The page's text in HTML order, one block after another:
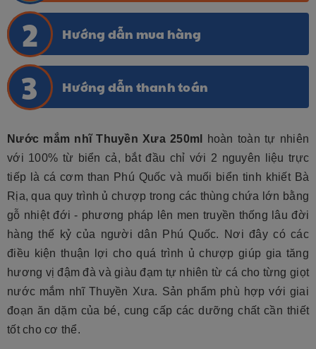
Hướng dẫn mua hàng
Hướng dẫn thanh toán
Nước mắm nhĩ Thuyền Xưa 250ml
hoàn toàn tự nhiên
với 100% từ biển cả, bắt đầu chỉ với 2 nguyên liệu trực
tiếp là cá cơm than Phú Quốc và muối biển tinh khiết Bà
Rịa, qua quy trình ủ chượp trong các thùng chứa lớn bằng
gỗ nhiệt đới - phương pháp lên men truyền thống lâu đời
hàng thế kỷ của người dân Phú Quốc. Nơi đây có các
điều kiện thuận lợi cho quá trình ủ chượp giúp gia tăng
hương vị đậm đà và giàu đạm tự nhiên từ cá cho từng giọt
nước mắm nhĩ Thuyền Xưa. Sản phẩm phù hợp với giai
đoạn ăn dặm của bé, cung cấp các dưỡng chất cần thiết
tốt cho cơ thể.